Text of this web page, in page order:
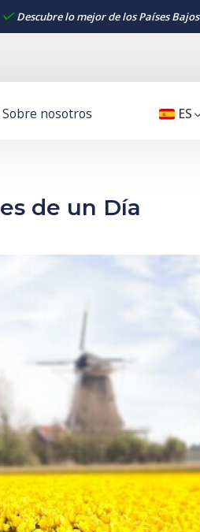
Descubre lo mejor de los Países Bajos
Sobre nosotros ES
de un Día